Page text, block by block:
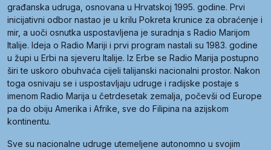
građanska udruga, osnovana u Hrvatskoj 1995. godine. Prvi
inicijativni odbor nastao je u krilu Pokreta krunice za obraćenje i
mir, a uoči osnutka uspostavljena je suradnja s Radio Marijom
Italije. Ideja o Radio Mariji i prvi program nastali su 1983. godine
u župi u Erbi na sjeveru Italije. Iz Erbe se Radio Marija postupno
širi te uskoro obuhvaća cijeli talijanski nacionalni prostor. Nakon
toga osnivaju se i uspostavljaju udruge i radijske postaje s
imenom Radio Marija u četrdesetak zemalja, počevši od Europe
pa do obiju Amerika i Afrike, sve do Filipina na azijskom
kontinentu.
Sve su nacionalne udruge utemeljene autonomno u svojim